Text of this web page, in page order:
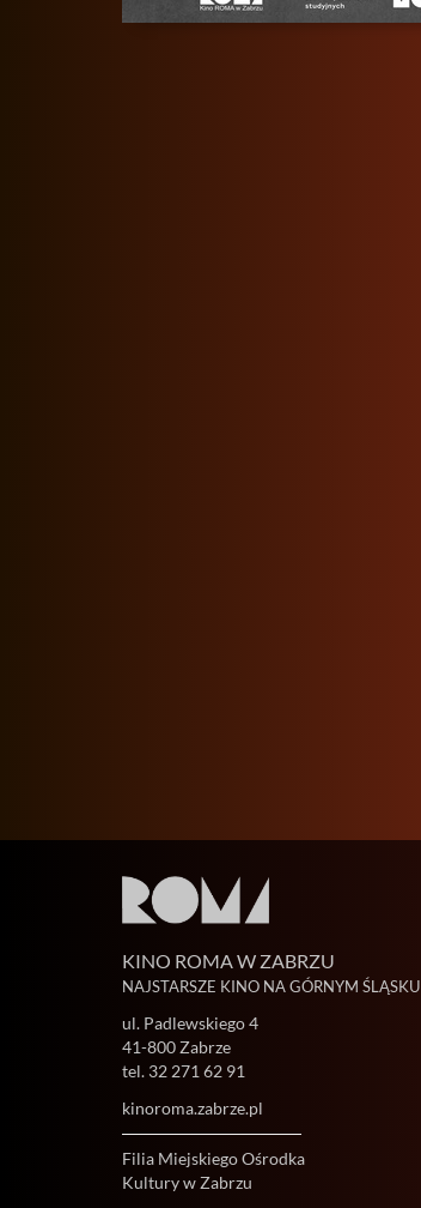
KINO ROMA W ZABRZU
NAJSTARSZE KINO NA GÓRNYM ŚLĄSKU
ul. Padlewskiego 4
41-800 Zabrze
tel. 32 271 62 91
kinoroma.zabrze.pl
Filia Miejskiego Ośrodka
Kultury w Zabrzu